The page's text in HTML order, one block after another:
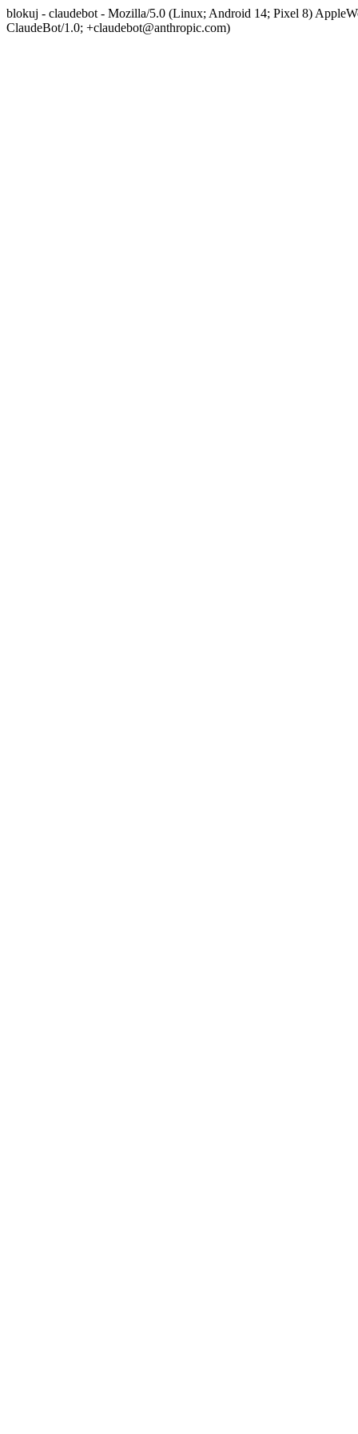
blokuj - claudebot - Mozilla/5.0 (Linux; Android 14; Pixel 8)
ClaudeBot/1.0; +claudebot@anthropic.com)